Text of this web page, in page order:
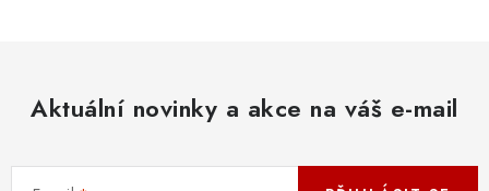
Aktuální novinky a akce na váš e-mail